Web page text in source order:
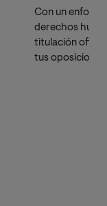
Con un
derechos
titulación oficial
tus